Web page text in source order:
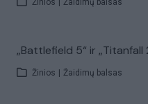
Žinios Žaidimų balsas
„Battlefield 5“ ir „Titanfall
Žinios Žaidimų balsas